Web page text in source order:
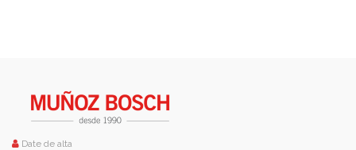
Date de alta